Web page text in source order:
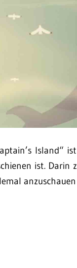
Island“
ist. Darin